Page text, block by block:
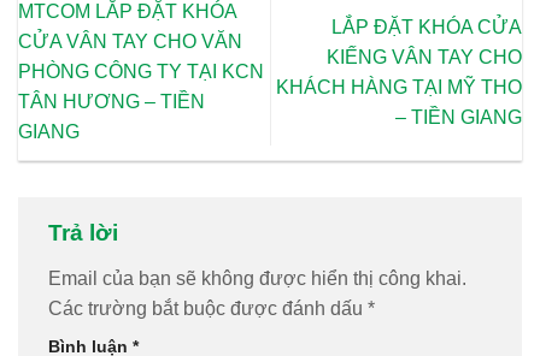
MTCOM LẮP ĐẶT KHÓA
CỬA VÂN TAY CHO VĂN
PHÒNG CÔNG TY TẠI KCN
TÂN HƯƠNG – TIỀN
GIANG
LẮP ĐẶT KHÓA CỬA
KIẾNG VÂN TAY CHO
KHÁCH HÀNG TẠI MỸ THO
– TIỀN GIANG
Trả lời
Email của bạn sẽ không được hiển thị công khai.
Các trường bắt buộc được đánh dấu *
Bình luận *